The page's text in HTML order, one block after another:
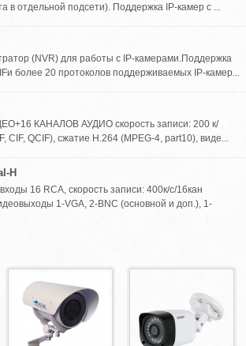
в отдельной подсети). Поддержка IP-камер с ...
(NVR) для работы с IP-камерами.Поддержка
более 20 протоколов поддерживаемых IP-камер...
КАНАЛОВ АУДИО скорость записи: 200 к/
CIF, QCIF), сжатие H.264 (MPEG-4, part10), виде...
H
16 RCA, скорость записи: 400к/с/16кан
1-VGA, 2-BNC (основной и доп.), 1-